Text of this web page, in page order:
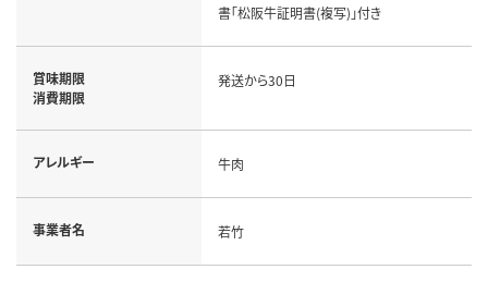
書「松阪牛証明書(複写)」付き
賞味期限
消費期限
発送から30日
アレルギー 牛肉
事業者名 若竹